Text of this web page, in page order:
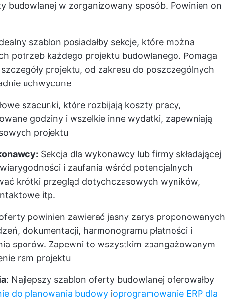
budowlanej w zorganizowany sposób. Powinien on
szablon posiadałby sekcje, które można
potrzeb każdego projektu budowlanego. Pomaga
projektu, od zakresu do poszczególnych
uchwycone
szacunki, które rozbijają koszty pracy,
godziny i wszelkie inne wydatki, zapewniają
projektu
Sekcja dla wykonawcy lub firmy składającej
i zaufania wśród potencjalnych
krótki przegląd dotychczasowych wyników,
itp.
powinien zawierać jasny zarys proponowanych
dokumentacji, harmonogramu płatności i
sporów. Zapewni to wszystkim zaangażowanym
ram projektu
: Najlepszy szablon oferty budowlanej oferowałby
do planowania budowy ioprogramowanie ERP dla